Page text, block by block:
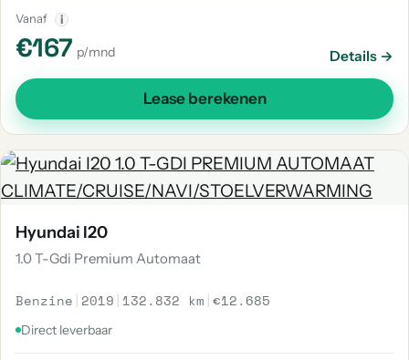
Vanaf i
€167 p/mnd Details →
Lease berekenen
Hyundai I20
1.0 T-Gdi Premium Automaat
Benzine | 2019 | 132.832 km |€12.685
Direct leverbaar